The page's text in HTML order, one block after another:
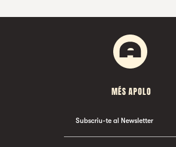
MÉS APOLO
Subscriu-te al Newsletter